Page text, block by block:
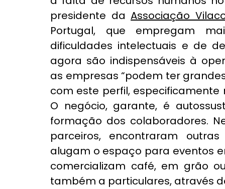
presidente da Associação
Portugal, que empregam
dificuldades intelectuais e de
agora são indispensáveis à
as empresas “podem ter
com este perfil,
O negócio, garante, é
formação dos colaboradores.
parceiros, encontraram
alugam o espaço para eventos
comercializam café, em grão
também a particulares, através